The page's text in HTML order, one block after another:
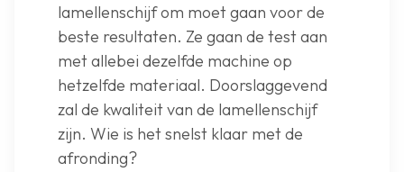
lamellenschijf om moet gaan voor de
beste resultaten. Ze gaan de test aan
met allebei dezelfde machine op
hetzelfde materiaal. Doorslaggevend
zal de kwaliteit van de lamellenschijf
zijn. Wie is het snelst klaar met de
afronding?